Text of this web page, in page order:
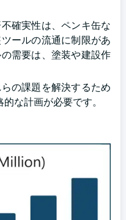
確実性は、ペンキ缶な
ールの流通に制限があ
需要は、塗装や建設作
の課題を解決するため
な計画が必要です。